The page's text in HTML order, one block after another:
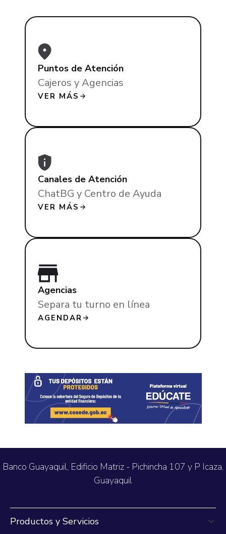
Puntos de Atención
Cajeros y Agencias
VER MÁS
Canales de Atención
ChatBG y Centro de Ayuda
VER MÁS
Agencias
Separa tu turno en línea
AGENDAR
Banco Guayaquil, Edificio Matriz - Pichincha 107 y P Icaza,
Guayaquil
Productos y Servicios